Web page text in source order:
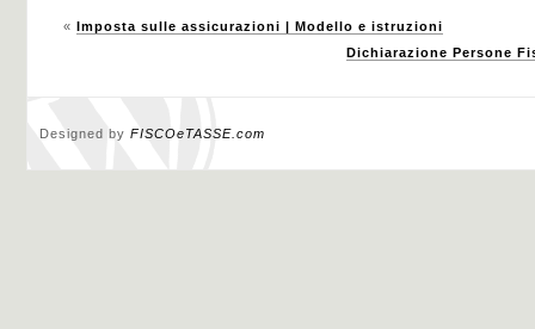
« Imposta sulle assicurazioni | Modello e istruzioni
Dichiarazione Persone
Designed by FISCOeTASSE.com